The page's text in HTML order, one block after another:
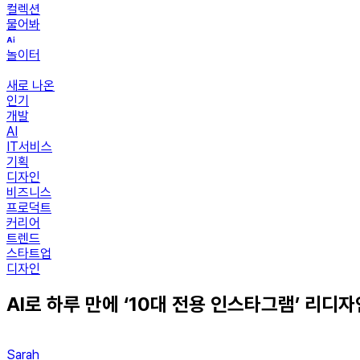
컬렉션
물어봐
놀이터
새로 나온
인기
개발
AI
IT서비스
기획
디자인
비즈니스
프로덕트
커리어
트렌드
스타트업
디자인
AI로 하루 만에 ‘10대 전용 인스타그램’ 리디
Sarah